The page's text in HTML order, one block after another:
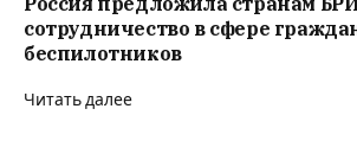
сотрудничество в сфере
беспилотников
Читать далее